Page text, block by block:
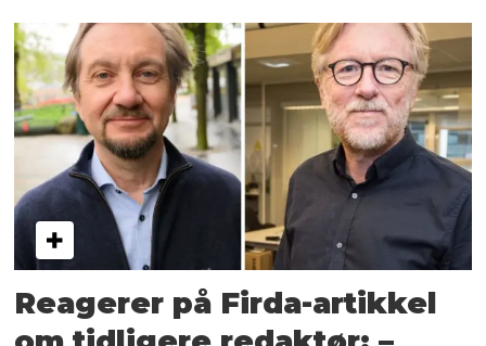
Reagerer på Firda-artikkel